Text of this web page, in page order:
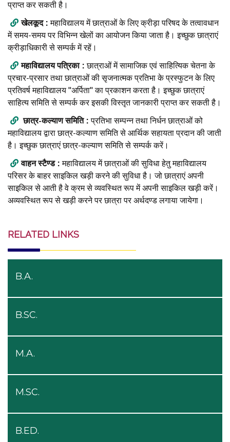
प्राप्त कर सकती है।
खेलकूद : महाविद्यालय में छात्राओं के लिए क्रीड़ा परिषद के तत्वावधान
में समय-समय पर विभिन्न खेलों का आयोजन किया जाता है। इच्छुक छात्राएं
क्रीड़ाधिकारी से सम्पर्क में रहें।
महाविद्यालय पत्रिका : छात्राओं में सामाजिक एवं साहित्यिक चेतना के
प्रचार-प्रसार तथा छात्राओं की सृजनात्मक प्रतिभा के प्रस्फुटन के लिए
प्रतिवर्ष महाविद्यालय "अर्पिता" का प्रकाशन करता है। इच्छुक छात्राएं
साहित्य समिति से सम्पर्क कर इसकी विस्तृत जानकारी प्राप्त कर सकती है।
छात्र-कल्याण समिति : प्रतिभा सम्पन्न तथा निर्धन छात्राओं को
महाविद्यालय द्वारा छात्र-कल्याण समिति से आर्थिक सहायता प्रदान की जाती
है। इच्छुक छात्राएं छात्र-कल्याण समिति से सम्पर्क करें।
वाहन स्टैण्ड : महाविद्यालय में छात्राओं की सुविधा हेतु महाविद्यालय
परिसर के बाहर साइकिल खड़ी करने की सुविधा है। जो छात्राएं अपनी
साइकिल से आती है वे क्रम से व्यवस्थित रूप में अपनी साइकिल खड़ी करें।
अव्यवस्थित रूप से खड़ी करने पर छात्रा पर अर्थदण्ड लगाया जायेगा।
RELATED LINKS
B.A.
B.SC.
M.A.
M.SC.
B.ED.